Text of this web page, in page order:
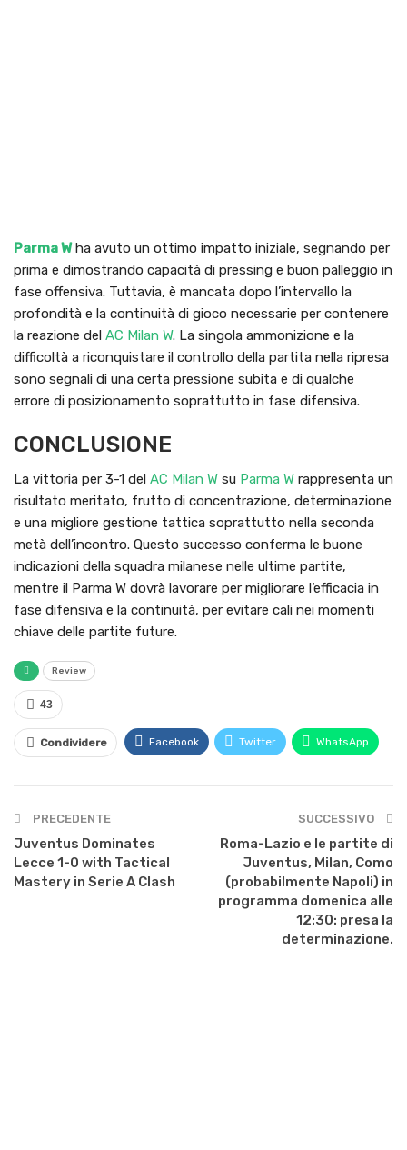
Parma Wha avuto un ottimo impatto iniziale, segnando per
prima e dimostrando capacità di pressing e buon palleggio in
fase offensiva. Tuttavia, è mancata dopo l’intervallo la
profondità e la continuità di gioco necessarie per contenere
la reazione del AC Milan W. La singola ammonizione e la
difficoltà a riconquistare il controllo della partita nella ripresa
sono segnali di una certa pressione subita e di qualche
errore di posizionamento soprattutto in fase difensiva.
CONCLUSIONE
La vittoria per 3-1 del AC Milan W su Parma W rappresenta un
risultato meritato, frutto di concentrazione, determinazione
e una migliore gestione tattica soprattutto nella seconda
metà dell’incontro. Questo successo conferma le buone
indicazioni della squadra milanese nelle ultime partite,
mentre il Parma W dovrà lavorare per migliorare l’efficacia in
fase difensiva e la continuità, per evitare cali nei momenti
chiave delle partite future.
Review
43
Condividere Facebook Twitter WhatsApp
PRECEDENTE
Juventus Dominates
Lecce 1-0 with Tactical
Mastery in Serie A Clash
SUCCESSIVO
Roma-Lazio e le partite di
Juventus, Milan, Como
(probabilmente Napoli) in
programma domenica alle
12:30: presa la
determinazione.